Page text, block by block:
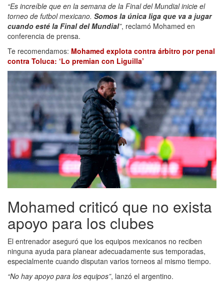
“Es increíble que en la semana de la Final del Mundial inicie el
torneo de futbol mexicano. Somos la única liga que va a jugar
cuando esté la Final del Mundial”, reclamó Mohamed en
conferencia de prensa.
Te recomendamos: Mohamed explota contra árbitro por penal
contra Toluca: ‘Lo premian con Liguilla’
Mohamed criticó que no exista
apoyo para los clubes
El entrenador aseguró que los equipos mexicanos no reciben
ninguna ayuda para planear adecuadamente sus temporadas,
especialmente cuando disputan varios torneos al mismo tiempo.
“No hay apoyo para los equipos”, lanzó el argentino.